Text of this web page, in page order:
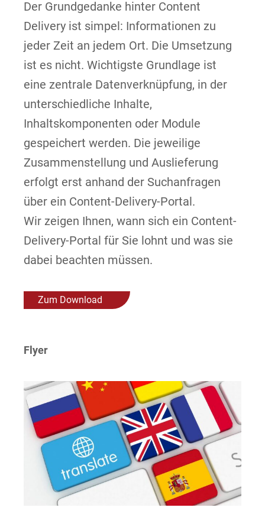
Der Grundgedanke hinter Content
Delivery ist simpel: Informationen zu
jeder Zeit an jedem Ort. Die Umsetzung
ist es nicht. Wichtigste Grundlage ist
eine zentrale Datenverknüpfung, in der
unterschiedliche Inhalte,
Inhaltskomponenten oder Module
gespeichert werden. Die jeweilige
Zusammenstellung und Auslieferung
erfolgt erst anhand der Suchanfragen
über ein Content-Delivery-Portal.
Wir zeigen Ihnen, wann sich ein Content-
Delivery-Portal für Sie lohnt und was sie
dabei beachten müssen.
Zum Download
Flyer